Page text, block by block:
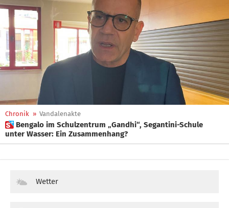
Chronik » Vandalenakte
 Bengalo im Schulzentrum „Gandhi“, Segantini-Schule
unter Wasser: Ein Zusammenhang?
Wetter